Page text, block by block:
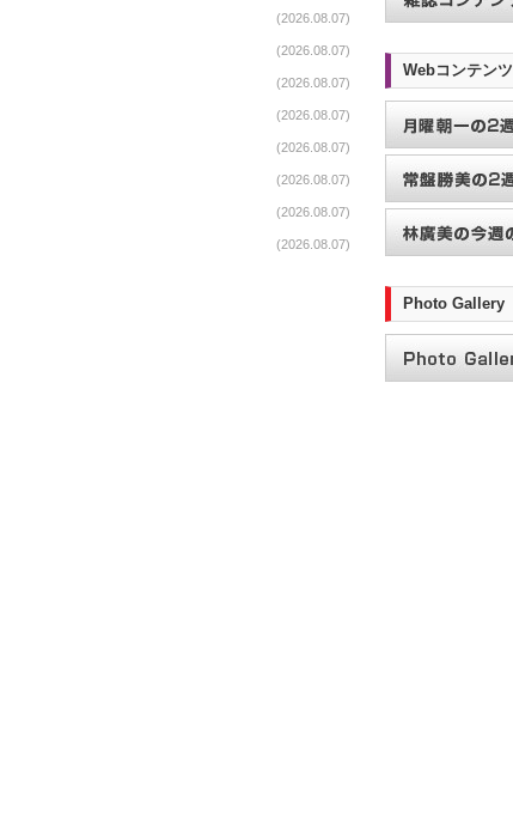
(2026.08.07)
(2026.08.07)
(2026.08.07)
(2026.08.07)
(2026.08.07)
(2026.08.07)
(2026.08.07)
(2026.08.07)
Webコンテンツ
Photo Gallery